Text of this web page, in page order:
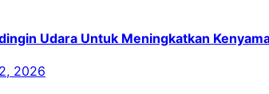
Udara Untuk Meningkatkan
2026